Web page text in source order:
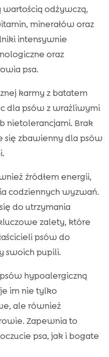
wartością odżywczą,
minerałów oraz
intensywnie
oraz
psa.
karmy z batatem
dla psów z wrażliwymi
nietolerancjami. Brak
się zbawienny dla psów
źródłem energii,
codziennych wyzwań.
do utrzymania
zalety, które
psów do
swoich pupili.
hypoalergiczną
im nie tylko
ale również
Zapewnia to
psa, jak i bogate